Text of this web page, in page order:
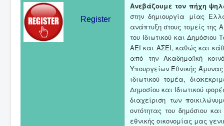
Ανεβάζουμε τον πήχη
στην δημιουργία μίας
ανάπτυξη στους τομείς
του Ιδιωτικού και
ΑΕΙ και ΑΣΕΙ, καθώς και
από την Ακαδημαϊκή
Υπουργείων Εθνικής Άμυνας
ιδιωτικού τομέα,
Δημοσίου και Ιδιωτικού
διαχείριση των
οντότητας του δημόσιου
εθνικής οικονομίας μας
Register